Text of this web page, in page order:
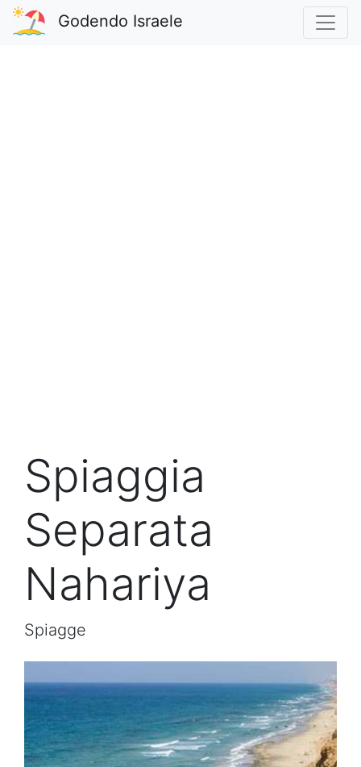
Godendo Israele
Spiaggia
Separata
Nahariya
Spiagge